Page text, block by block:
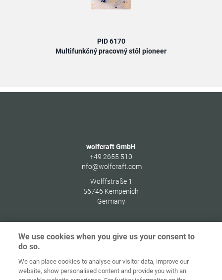
PID 6170
Multifunkčný pracovný stôl pioneer
wolfcraft GmbH
+49 2655 510
info@wolfcraft.com
Wolffstraße 1
56746 Kempenich
Germany
Domov Kontakt Tiráž údajov
We use cookies when you give us your consent to
do so.
We can place cookies to analyse our visitor data, improve our
website, show personalised content and provide you with an